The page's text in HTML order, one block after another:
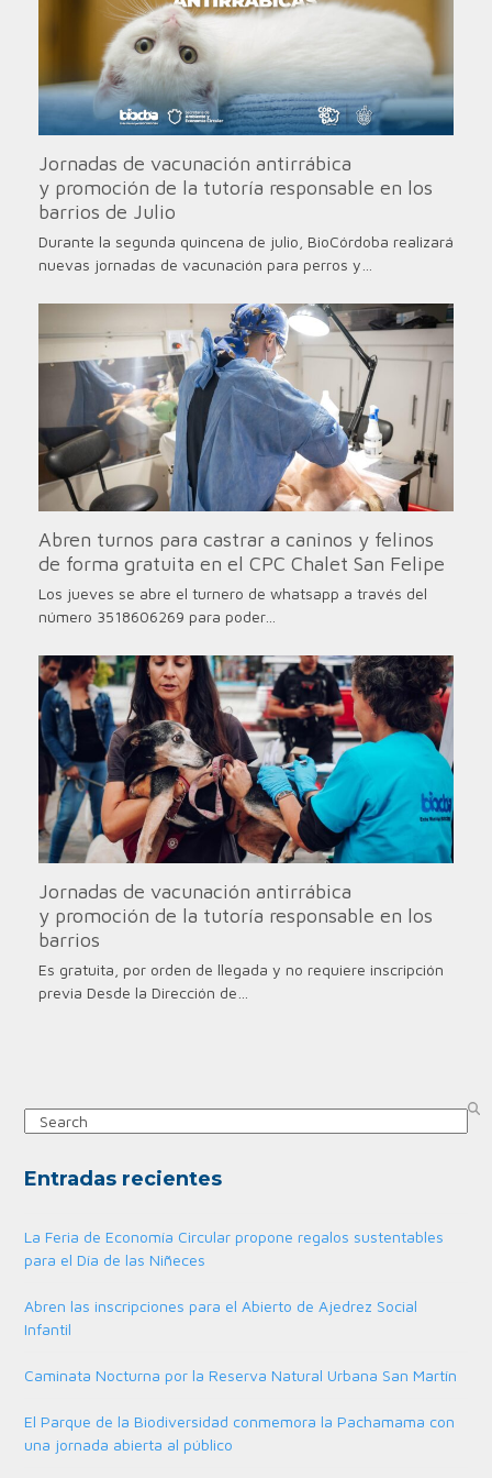
Jornadas de vacunación antirrábica
y promoción de la tutoría responsable en los
barrios de Julio
Durante la segunda quincena de julio, BioCórdoba realizará
nuevas jornadas de vacunación para perros y…
Abren turnos para castrar a caninos y felinos
de forma gratuita en el CPC Chalet San Felipe
Los jueves se abre el turnero de whatsapp a través del
número 3518606269 para poder…
Jornadas de vacunación antirrábica
y promoción de la tutoría responsable en los
barrios
Es gratuita, por orden de llegada y no requiere inscripción
previa Desde la Dirección de…
Search
Entradas recientes
La Feria de Economía Circular propone regalos sustentables
para el Día de las Niñeces
Abren las inscripciones para el Abierto de Ajedrez Social
Infantil
Caminata Nocturna por la Reserva Natural Urbana San Martín
El Parque de la Biodiversidad conmemora la Pachamama con
una jornada abierta al público